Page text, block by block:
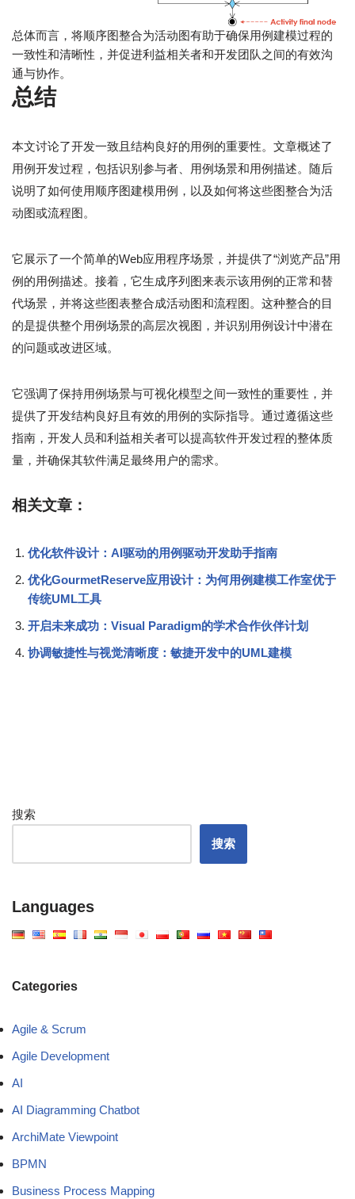
总体而言，将顺序图整合为活动图有助于确保用例建模过程的
一致性和清晰性，并促进利益相关者和开发团队之间的有效沟
通与协作。
总结
本文讨论了开发一致且结构良好的用例的重要性。文章概述了
用例开发过程，包括识别参与者、用例场景和用例描述。随后
说明了如何使用顺序图建模用例，以及如何将这些图整合为活
动图或流程图。
它展示了一个简单的Web应用程序场景，并提供了“浏览产品”用
例的用例描述。接着，它生成序列图来表示该用例的正常和替
代场景，并将这些图表整合成活动图和流程图。这种整合的目
的是提供整个用例场景的高层次视图，并识别用例设计中潜在
的问题或改进区域。
它强调了保持用例场景与可视化模型之间一致性的重要性，并
提供了开发结构良好且有效的用例的实际指导。通过遵循这些
指南，开发人员和利益相关者可以提高软件开发过程的整体质
量，并确保其软件满足最终用户的需求。
相关文章：
优化软件设计：AI驱动的用例驱动开发助手指南
优化GourmetReserve应用设计：为何用例建模工作室优于
传统UML工具
开启未来成功：Visual Paradigm的学术合作伙伴计划
协调敏捷性与视觉清晰度：敏捷开发中的UML建模
搜索
搜索
Languages
Categories
Agile & Scrum
Agile Development
AI
AI Diagramming Chatbot
ArchiMate Viewpoint
BPMN
Business Process Mapping